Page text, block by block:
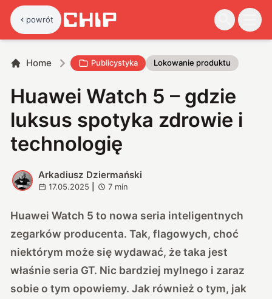
powrót
Home Publicystyka Lokowanie produktu
Huawei Watch 5 – gdzie
luksus spotyka zdrowie i
technologię
A
Arkadiusz Dziermański
17.05.2025 7 min
Huawei Watch 5 to nowa seria inteligentnych
zegarków producenta. Tak, flagowych, choć
niektórym może się wydawać, że taka jest
właśnie seria GT. Nic bardziej mylnego i zaraz
sobie o tym opowiemy. Jak również o tym, jak